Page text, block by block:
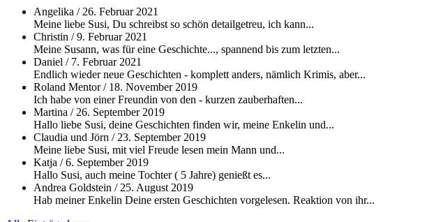
Angelika /26. Februar 2021
Meine liebe Susi, Du schreibst so schön detailgetreu, ich kann...
Christin /9. Februar 2021
Meine Susann, was für eine Geschichte..., spannend bis zum letzten...
Daniel / 7. Februar 2021
Endlich wieder neue Geschichten - komplett anders, nämlich Krimis, aber...
Roland Mentor/ 18. November 2019
Ich habe von einer Freundin von den - kurzen zauberhaften...
Martina /26. September 2019
Hallo liebe Susi, deine Geschichten finden wir, meine Enkelin und...
Claudia und Jörn /23. September 2019
Meine liebe Susi, mit viel Freude lesen mein Mann und...
Katja /6. September 2019
Hallo Susi, auch meine Tochter ( 5 Jahre) genießt es...
Andrea Goldstein /25. August 2019
Hab meiner Enkelin Deine ersten Geschichten vorgelesen. Reaktion von ihr...